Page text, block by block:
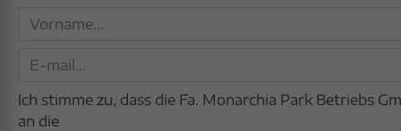
Ich stimme zu, dass die Fa. Monarchia Park Betriebs
an die